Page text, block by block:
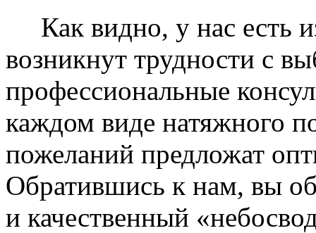
Как видно, у нас есть
возникнут трудности с
профессиональные
каждом виде натяжного
пожеланий предложат
Обратившись к нам, вы
и качественный